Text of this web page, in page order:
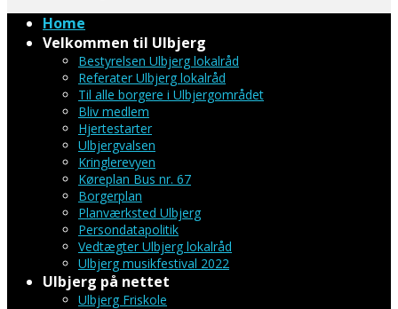
Home
Velkommen til Ulbjerg
Bestyrelsen Ulbjerg lokalråd
Referater Ulbjerg lokalråd
Til alle borgere i Ulbjergområdet
Bliv medlem
Hjertestarter
Ulbjergvalsen
Kringlerevyen
Køreplan Bus nr. 67
Borgerplan
Planværksted Ulbjerg
Persondatapolitik
Vedtægter Ulbjerg lokalråd
Ulbjerg musikfestival 2022
Ulbjerg på nettet
Ulbjerg Friskole